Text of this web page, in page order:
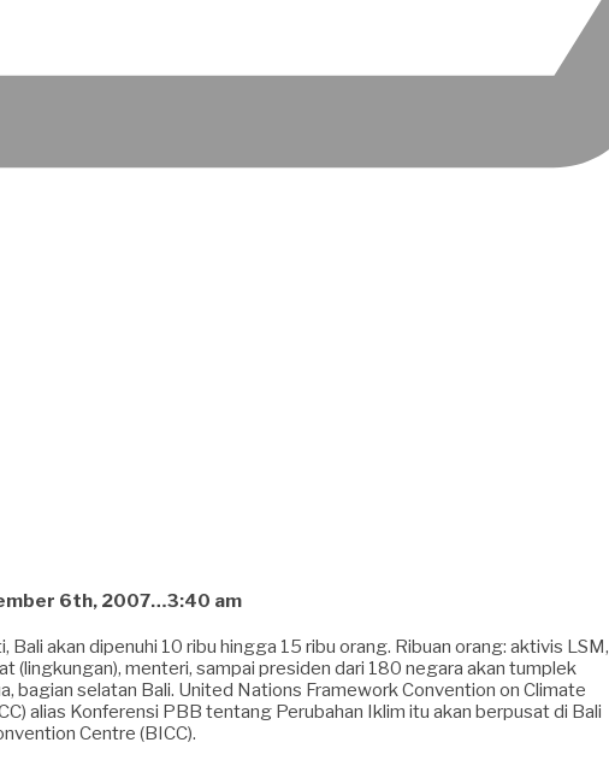
6th, 2007…3:40 am
Bali akan dipenuhi 10 ribu hingga 15 ribu orang. Ribuan orang: aktivis LSM,
(lingkungan), menteri, sampai presiden dari 180 negara akan tumplek
bagian selatan Bali. United Nations Framework Convention on Climate
alias Konferensi PBB tentang Perubahan Iklim itu akan berpusat di Bali
Centre (BICC).